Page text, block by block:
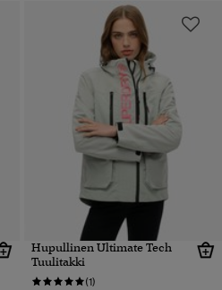
Hupullinen Ultimate Tech
Tuulitakki
(1)